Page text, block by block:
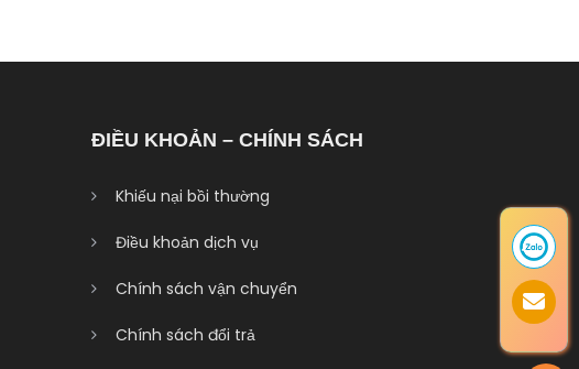
ĐIỀU KHOẢN – CHÍNH SÁCH
Khiếu nại bồi thường
Điều khoản dịch vụ
Chính sách vận chuyển
Chính sách đổi trả